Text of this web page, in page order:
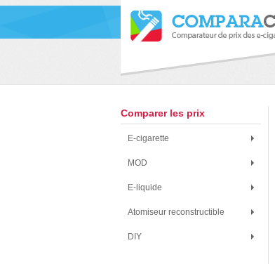
Comparer les prix
E-cigarette
MOD
E-liquide
Atomiseur reconstructible
DIY